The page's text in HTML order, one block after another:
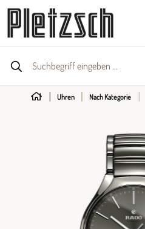
Uhren Nach Kategorie